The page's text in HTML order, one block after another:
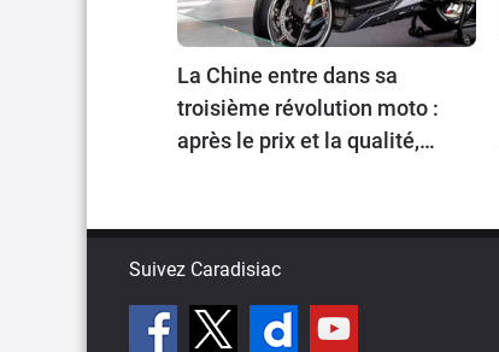
La Chine entre dans sa
troisième révolution moto :
après le prix et la qualité,
Suivez Caradisiac